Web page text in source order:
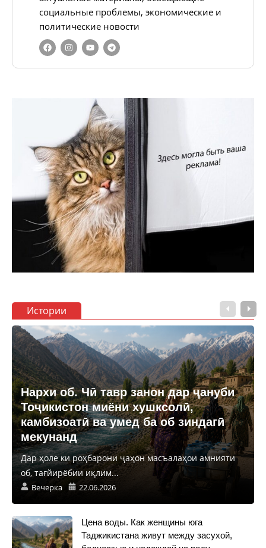
социальные проблемы, экономические и
политические новости
Истории
Нархи об. Чӣ тавр занон дар ҷануби
Тоҷикистон миёни хушксолӣ,
камбизоатӣ ва умед ба об зиндагӣ
мекунанд
Дар ҳоле ки роҳбарони ҷаҳон масъалаҳои амнияти
об, тағйирёбии иқлим...
Вечерка 22.06.2026
Цена воды. Как женщины юга
Таджикистана живут между засухой,